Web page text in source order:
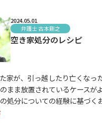
2024.05.01
弁護士 古本剛之
空き家処分のレシピ
家が、引っ越したり亡くなっ
まま放置されているケースが
処分についての経験に基づく